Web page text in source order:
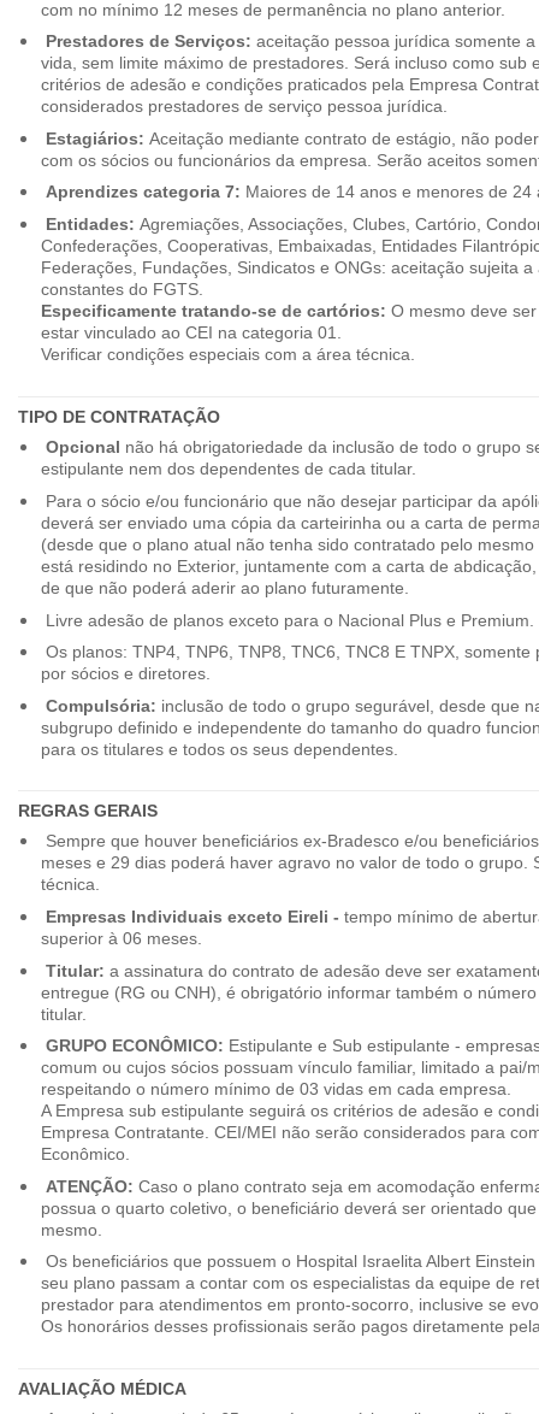
com no mínimo 12 meses de permanência no plano anterior.
Prestadores de Serviços: aceitação pessoa jurídica somente a
vida, sem limite máximo de prestadores. Será incluso como sub
critérios de adesão e condições praticados pela Empresa
considerados prestadores de serviço pessoa jurídica.
Estagiários: Aceitação mediante contrato de estágio, não
com os sócios ou funcionários da empresa. Serão aceitos
Aprendizes categoria 7: Maiores de 14 anos e menores de 24
Entidades: Agremiações, Associações, Clubes, Cartório,
Confederações, Cooperativas, Embaixadas, Entidades
Federações, Fundações, Sindicatos e ONGs: aceitação sujeita
constantes do FGTS.
Especificamente tratando-se de cartórios: O mesmo deve
estar vinculado ao CEI na categoria 01.
Verificar condições especiais com a área técnica.
TIPO DE CONTRATAÇÃO
Opcional não há obrigatoriedade da inclusão de todo o grupo
estipulante nem dos dependentes de cada titular.
Para o sócio e/ou funcionário que não desejar participar da
deverá ser enviado uma cópia da carteirinha ou a carta de
(desde que o plano atual não tenha sido contratado pelo
está residindo no Exterior, juntamente com a carta de
de que não poderá aderir ao plano futuramente.
Livre adesão de planos exceto para o Nacional Plus e Premium.
Os planos: TNP4, TNP6, TNP8, TNC6, TNC8 E TNPX,
por sócios e diretores.
Compulsória: inclusão de todo o grupo segurável, desde que
subgrupo definido e independente do tamanho do quadro
para os titulares e todos os seus dependentes.
REGRAS GERAIS
Sempre que houver beneficiários ex-Bradesco e/ou
meses e 29 dias poderá haver agravo no valor de todo o grupo.
técnica.
Empresas Individuais exceto Eireli - tempo mínimo de
superior à 06 meses.
Titular: a assinatura do contrato de adesão deve ser
entregue (RG ou CNH), é obrigatório informar também o
titular.
GRUPO ECONÔMICO: Estipulante e Sub estipulante -
comum ou cujos sócios possuam vínculo familiar, limitado a pai/
respeitando o número mínimo de 03 vidas em cada empresa.
A Empresa sub estipulante seguirá os critérios de adesão e
Empresa Contratante. CEI/MEI não serão considerados para
Econômico.
ATENÇÃO: Caso o plano contrato seja em acomodação
possua o quarto coletivo, o beneficiário deverá ser orientado
mesmo.
Os beneficiários que possuem o Hospital Israelita Albert
seu plano passam a contar com os especialistas da equipe de
prestador para atendimentos em pronto-socorro, inclusive se
Os honorários desses profissionais serão pagos diretamente
AVALIAÇÃO MÉDICA